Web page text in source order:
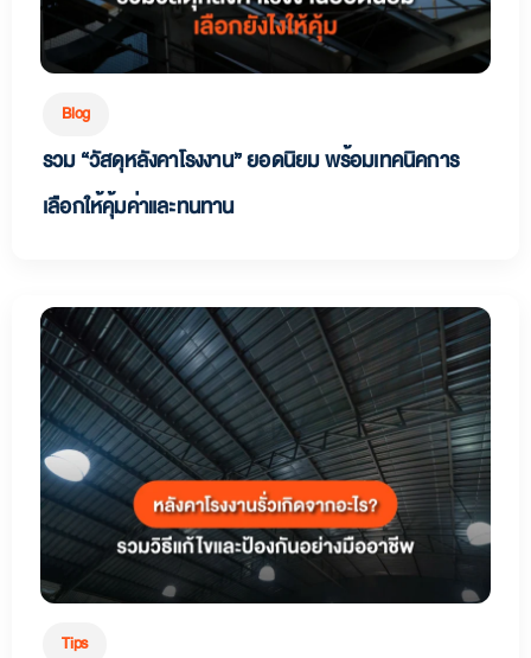
Blog
รวม “วัสดุหลังคาโรงงาน” ยอดนิยม พร้อมเทคนิคการ
เลือกให้คุ้มค่าและทนทาน
Tips